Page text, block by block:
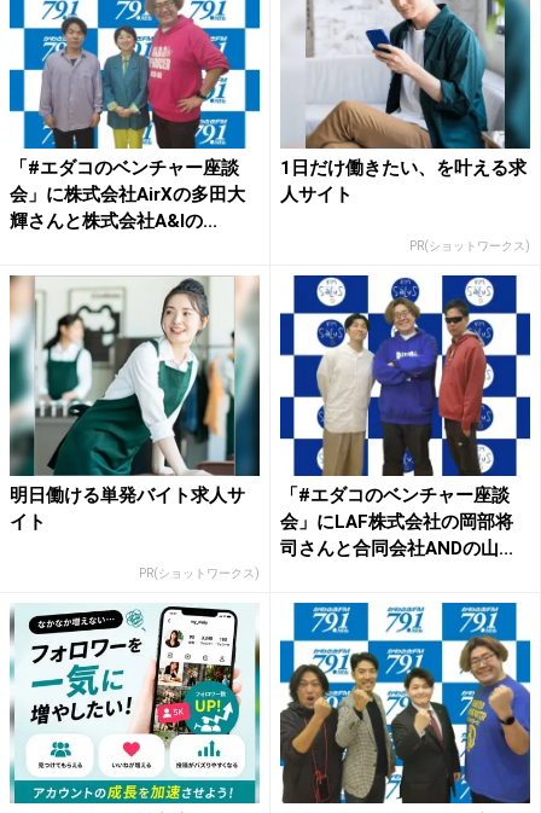
「#エダコのベンチャー座談
会」に株式会社AirXの多田大
輝さんと株式会社A&Iの...
1日だけ働きたい、を叶える求
人サイト
PR(ショットワークス)
明日働ける単発バイト求人サ
イト
PR(ショットワークス)
「#エダコのベンチャー座談
会」にLAF株式会社の岡部将
司さんと合同会社ANDの山...